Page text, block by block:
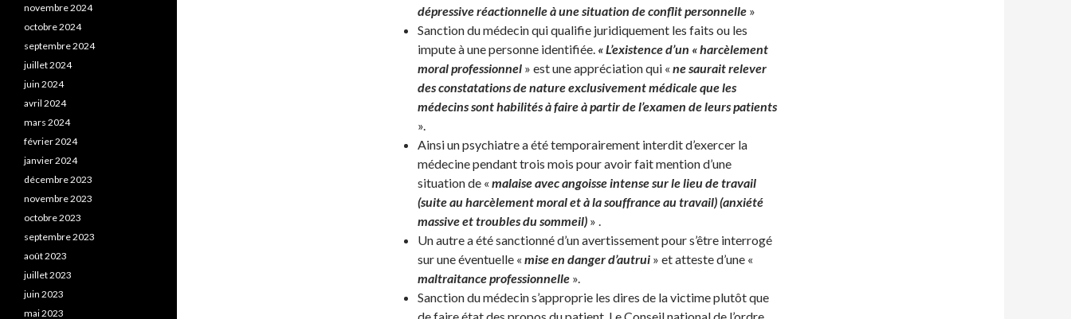
dépressive réactionnelle à une situation de conflit personnelle »
Sanction du médecin qui qualifie juridiquement les faits ou les
impute à une personne identifiée. « L’existence d’un « harcèlement
moral professionnel » est une appréciation qui « ne saurait relever
des constatations de nature exclusivement médicale que les
médecins sont habilités à faire à partir de l’examen de leurs patients
».
Ainsi un psychiatre a été temporairement interdit d’exercer la
médecine pendant trois mois pour avoir fait mention d’une
situation de « malaise avec angoisse intense sur le lieu de travail
(suite au harcèlement moral et à la souffrance au travail) (anxiété
massive et troubles du sommeil) » .
Un autre a été sanctionné d’un avertissement pour s’être interrogé
sur une éventuelle « mise en danger d’autrui » et atteste d’une «
maltraitance professionnelle ».
Sanction du médecin s’approprie les dires de la victime plutôt que
novembre 2024
octobre 2024
septembre 2024
juillet 2024
juin 2024
avril 2024
mars 2024
février 2024
janvier 2024
décembre 2023
novembre 2023
octobre 2023
septembre 2023
août 2023
juillet 2023
juin 2023
mai 2023